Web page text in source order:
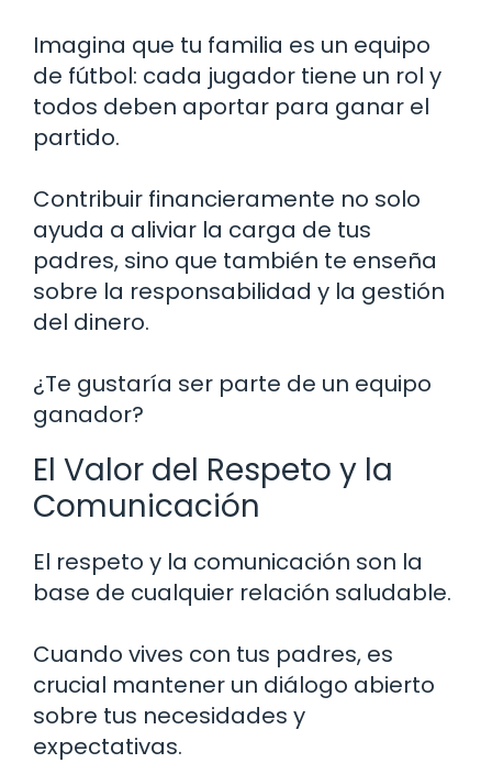
Imagina que tu familia es un equipo
de fútbol: cada jugador tiene un rol y
todos deben aportar para ganar el
partido.
Contribuir financieramente no solo
ayuda a aliviar la carga de tus
padres, sino que también te enseña
sobre la responsabilidad y la gestión
del dinero.
¿Te gustaría ser parte de un equipo
ganador?
El Valor del Respeto y la
Comunicación
El respeto y la comunicación son la
base de cualquier relación saludable.
Cuando vives con tus padres, es
crucial mantener un diálogo abierto
sobre tus necesidades y
expectativas.